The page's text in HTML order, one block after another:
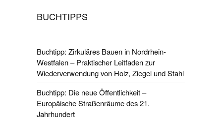
BUCHTIPPS
Buchtipp: Zirkuläres Bauen in Nordrhein-
Westfalen – Praktischer Leitfaden zur
Wiederverwendung von Holz, Ziegel und Stahl
Buchtipp: Die neue Öffentlichkeit –
Europäische Straßenräume des 21.
Jahrhundert